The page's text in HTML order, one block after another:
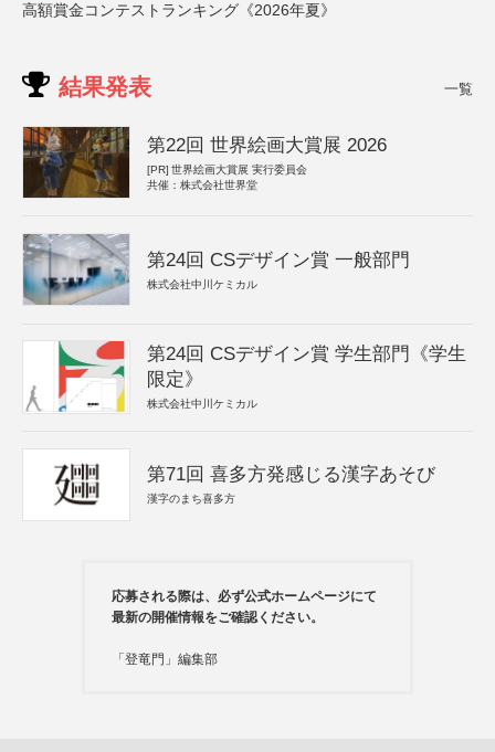
高額賞金コンテストランキング《2026年夏》
結果発表 一覧
第22回 世界絵画大賞展 2026
[PR] 世界絵画大賞展 実行委員会
共催：株式会社世界堂
第24回 CSデザイン賞 一般部門
株式会社中川ケミカル
第24回 CSデザイン賞 学生部門《学生
限定》
株式会社中川ケミカル
第71回 喜多方発感じる漢字あそび
漢字のまち喜多方
応募される際は、必ず公式ホームページにて
最新の開催情報をご確認ください。
「登竜門」編集部